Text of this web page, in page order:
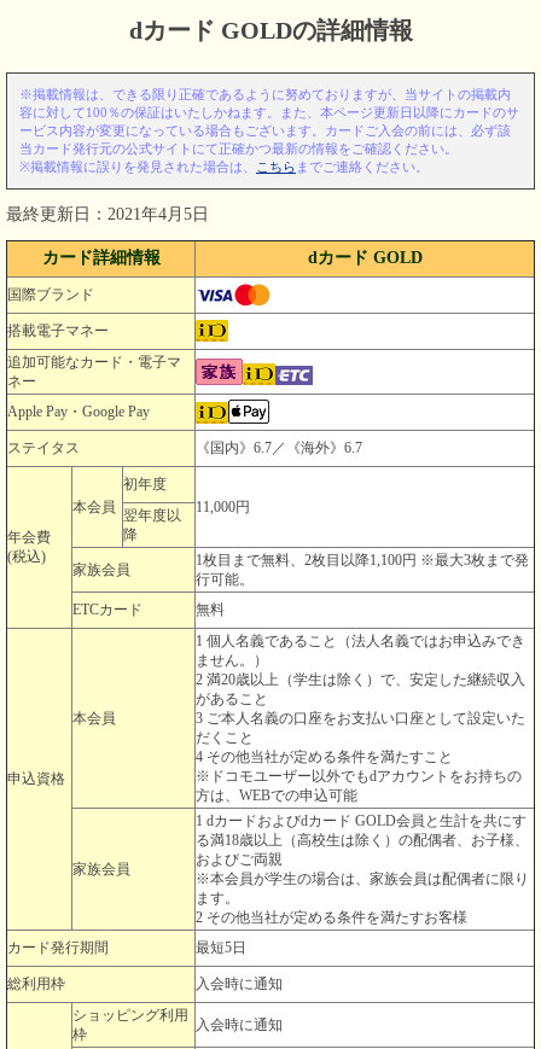
dカード GOLDの詳細情報
※掲載情報は、できる限り正確であるように努めておりますが、当サイトの掲載内
容に対して100％の保証はいたしかねます。また、本ページ更新日以降にカードのサ
ービス内容が変更になっている場合もございます。カードご入会の前には、必ず該
当カード発行元の公式サイトにて正確かつ最新の情報をご確認ください。
※掲載情報に誤りを発見された場合は、
こちら までご連絡ください。
最終更新日：2021年4月5日
カード詳細情報 dカード GOLD
国際ブランド
搭載電子マネー
追加可能なカード・電子マ
ネー
Apple Pay・Google Pay
ステイタス 《国内》6.7／《海外》6.7
年会費
(税込)
本会員
初年度
11,000円
翌年度以
降
家族会員
1枚目まで無料、2枚目以降1,100円 ※最大3枚まで発
行可能。
ETCカード
無料
申込資格
本会員
1 個人名義であること（法人名義ではお申込みでき
ません。）
2 満20歳以上（学生は除く）で、安定した継続収入
があること
3 ご本人名義の口座をお支払い口座として設定いた
だくこと
4 その他当社が定める条件を満たすこと
※ドコモユーザー以外でもdアカウントをお持ちの
方は、WEBでの申込可能
家族会員
1 dカードおよびdカード GOLD会員と生計を共にす
る満18歳以上（高校生は除く）の配偶者、お子様、
およびご両親
※本会員が学生の場合は、家族会員は配偶者に限り
ます。
2 その他当社が定める条件を満たすお客様
カード発行期間
最短5日
総利用枠 入会時に通知
ショッピング利用
枠
入会時に通知